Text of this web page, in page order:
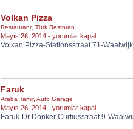
Volkan Pizza
Restaurant Türk Restoran
Mayıs 26, 2014 - Volkan
Pizza
yorumlar kapalı
Volkan Pizza-Stationsstraat 71-
Faruk
Araba Tamir, Auto Garage
Mayıs 26, 2014 - Faruk
için
yorumlar kapalı
Faruk-Dr Donker Curtiusstraat 9-